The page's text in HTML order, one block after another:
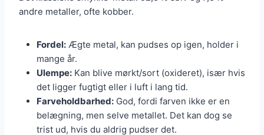
andre metaller, ofte kobber.
Fordel: Ægte metal, kan pudses op igen, holder i
mange år.
Ulempe: Kan blive mørkt/sort (oxideret), især hvis
det ligger fugtigt eller i luft i lang tid.
Farveholdbarhed: God, fordi farven ikke er en
belægning, men selve metallet. Det kan dog se
trist ud, hvis du aldrig pudser det.